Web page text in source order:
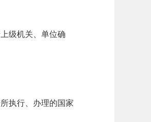
级机关、单位确
执行、办理的国家